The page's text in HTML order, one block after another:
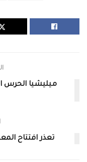
ميليشيا الحرس
تعذر افتتاح